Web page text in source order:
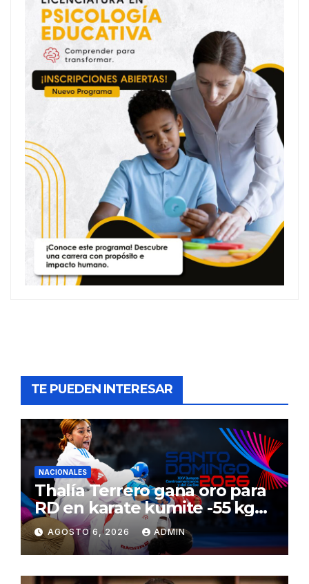
TE PUEDEN INTERESAR
NACIONALES
Thalía Terrero gana oro para
RD en karate kumite -55 kg
en Santo Domingo 2026
AGOSTO 6, 2026 ADMIN